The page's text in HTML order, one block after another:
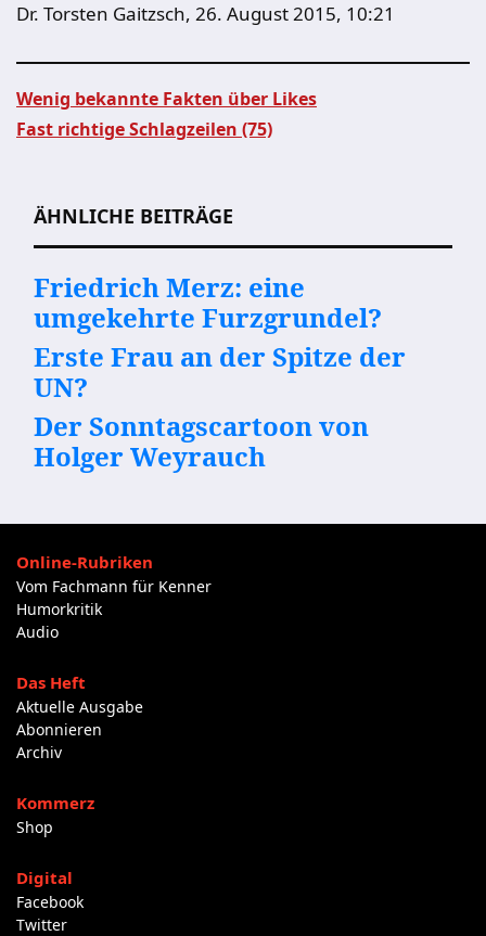
Dr. Torsten Gaitzsch, 26. August 2015, 10:21
Wenig bekannte Fakten über Likes
Fast richtige Schlagzeilen (75)
ÄHNLICHE BEITRÄGE
Friedrich Merz: eine
umgekehrte Furzgrundel?
Erste Frau an der Spitze der
UN?
Der Sonntagscartoon von
Holger Weyrauch
Online-Rubriken
Vom Fachmann für Kenner
Humorkritik
Audio
Das Heft
Aktuelle Ausgabe
Abonnieren
Archiv
Kommerz
Shop
Digital
Facebook
Twitter